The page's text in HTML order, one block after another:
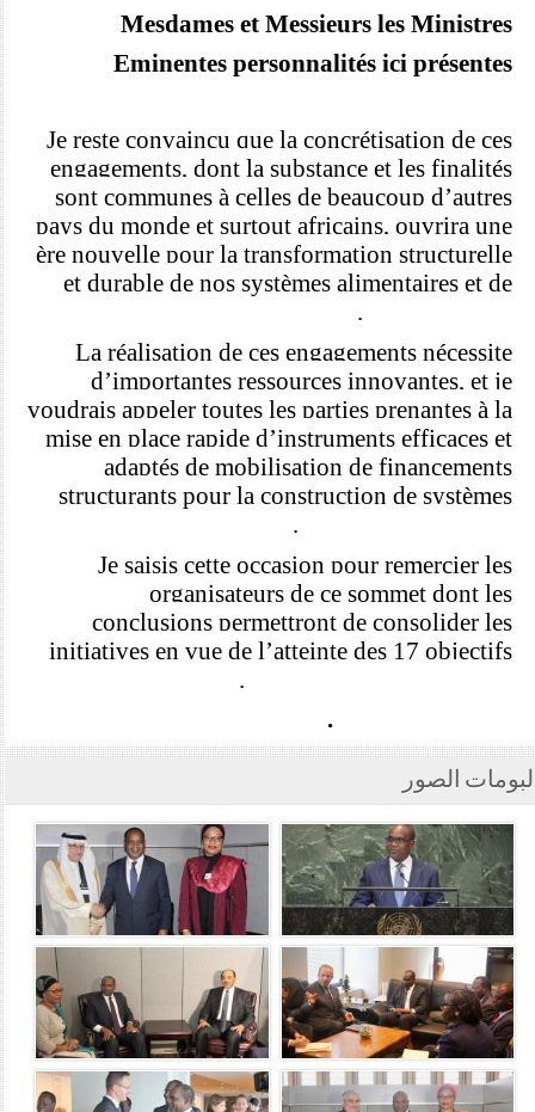
Mesdames et Messieurs les Ministres
Eminentes personnalités ici présentes
Je reste convaincu que la concrétisation de ces
engagements, dont la substance et les finalités
sont communes à celles de beaucoup d’autres
pays du monde et surtout africains, ouvrira une
ère nouvelle pour la transformation structurelle
et durable de nos systèmes alimentaires et de
La réalisation de ces engagements nécessite
d’importantes ressources innovantes, et je
voudrais appeler toutes les parties prenantes à la
mise en place rapide d’instruments efficaces et
adaptés de mobilisation de financements
structurants pour la construction de systèmes
Je saisis cette occasion pour remercier les
organisateurs de ce sommet dont les
conclusions permettront de consolider les
initiatives en vue de l’atteinte des 17 objectifs
الصور